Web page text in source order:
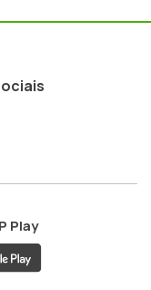
Play